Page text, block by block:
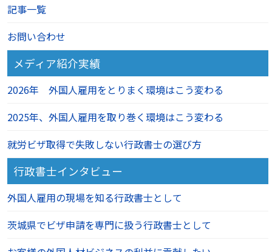
記事一覧
お問い合わせ
メディア紹介実績
2026年 外国人雇用をとりまく環境はこう変わる
2025年、外国人雇用を取り巻く環境はこう変わる
就労ビザ取得で失敗しない行政書士の選び方
行政書士インタビュー
外国人雇用の現場を知る行政書士として
茨城県でビザ申請を専門に扱う行政書士として